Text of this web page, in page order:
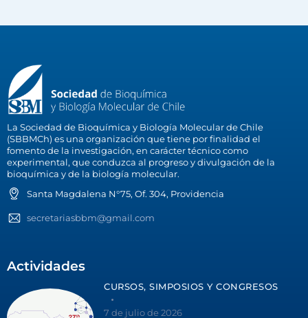
La Sociedad de Bioquímica y Biología Molecular de Chile
(SBBMCh) es una organización que tiene por finalidad el
fomento de la investigación, en carácter técnico como
experimental, que conduzca al progreso y divulgación de la
bioquímica y de la biología molecular.
Santa Magdalena N°75, Of. 304, Providencia
secretariasbbm@gmail.com
Actividades
CURSOS, SIMPOSIOS Y CONGRESOS
7 de julio de 2026